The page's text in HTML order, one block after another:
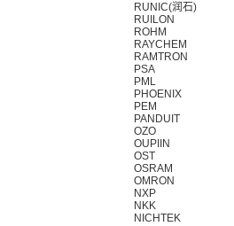
RUNIC(润石)
RUILON
ROHM
RAYCHEM
RAMTRON
PSA
PML
PHOENIX
PEM
PANDUIT
OZO
OUPIIN
OST
OSRAM
OMRON
NXP
NKK
NICHTEK